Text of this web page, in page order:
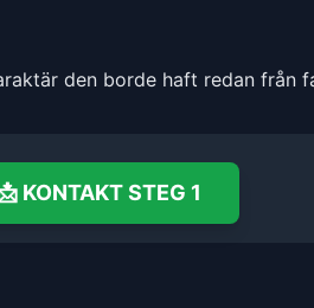
den borde haft redan från
KONTAKT STEG 1